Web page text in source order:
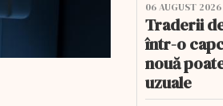
06 AUGUST 2026
Traderii
într-o
nouă
uzuale